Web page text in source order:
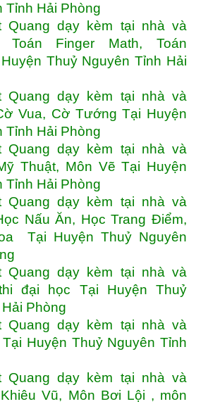
Tỉnh Hải Phòng
Quang dạy kèm tại nhà và
Toán Finger Math, Toán
Thuỷ Nguyên Tỉnh Hải
Quang dạy kèm tại nhà và
Vua, Cờ Tướng Tại Huyện
Tỉnh Hải Phòng
Quang dạy kèm tại nhà và
Thuật, Môn Vẽ Tại Huyện
Tỉnh Hải Phòng
Quang dạy kèm tại nhà và
Nấu Ăn, Học Trang Điểm,
Tại Huyện Thuỷ Nguyên
Quang dạy kèm tại nhà và
đại học Tại Huyện Thuỷ
Phòng
Quang dạy kèm tại nhà và
Huyện Thuỷ Nguyên Tỉnh
Quang dạy kèm tại nhà và
Vũ, Môn Bơi Lội , môn